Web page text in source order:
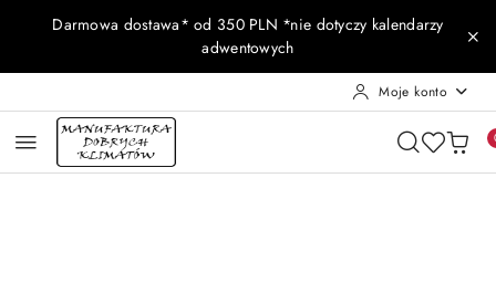
Przejdź do treści głównej
Przejdź do wyszukiwarki
Przejdź do moje konto
Przejdź do menu głównego
Przejdź do opisu produktu
Przejdź do stopki
Darmowa dostawa* od 350 PLN *nie dotyczy kalendarzy
adwentowych
Moje konto